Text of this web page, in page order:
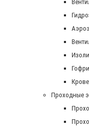
Проходные